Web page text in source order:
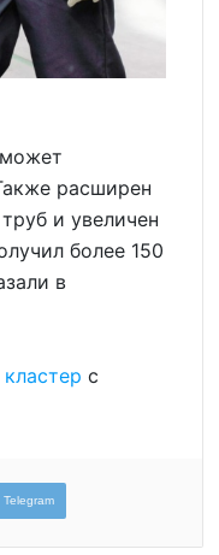
расширен
и увеличен
более 150
в
с
Telegram